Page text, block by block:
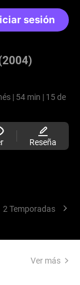
sesión
| 54 min | 15 de
Reseña
2 Temporadas
Ver más